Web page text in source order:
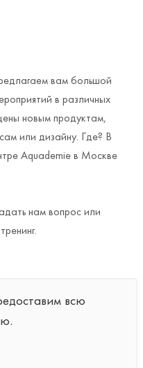
вам большой
в различных
новым продуктам,
или дизайну. Где? В
Aquademie в Москве
нам вопрос или
всю